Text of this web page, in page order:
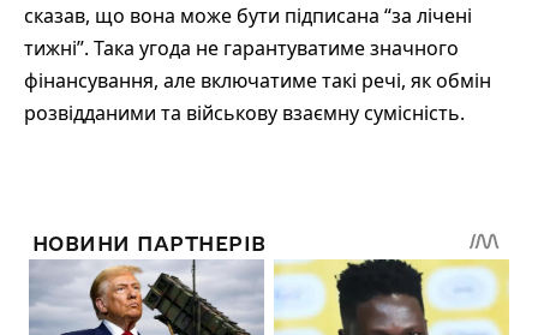
сказав, що вона може бути підписана “за лічені
тижні”. Така угода не гарантуватиме значного
фінансування, але включатиме такі речі, як обмін
розвідданими та військову взаємну сумісність.